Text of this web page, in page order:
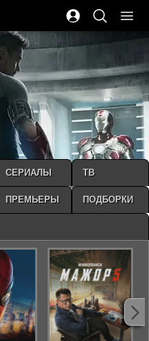
СЕРИАЛЫ ТВ
ПРЕМЬЕРЫ ПОДБОРКИ